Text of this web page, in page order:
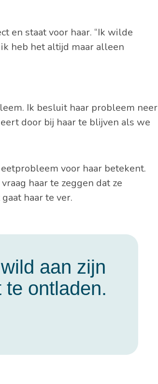
en staat voor haar. “Ik wilde
ik heb het altijd maar alleen
Ik besluit haar probleem neer
door bij haar te blijven als we
voor haar betekent.
haar te zeggen dat ze
haar te ver.
aan zijn
ontladen.